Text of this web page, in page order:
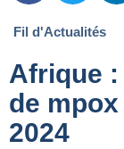
Fil d'Actualités
Afrique :
de
2024